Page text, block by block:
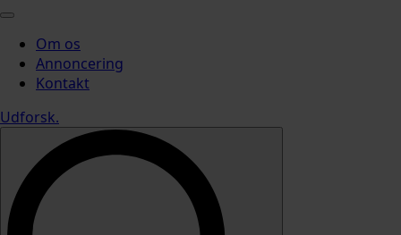
Om os
Annoncering
Kontakt
Udforsk.